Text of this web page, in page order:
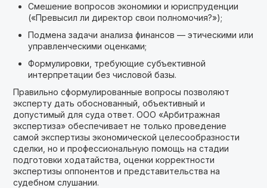
Смешение вопросов экономики и юриспруденции
(«Превысил ли директор свои полномочия?»);
Подмена задачи анализа финансов — этическими или
управленческими оценками;
Формулировки, требующие субъективной
интерпретации без числовой базы.
Правильно сформулированные вопросы позволяют
эксперту дать обоснованный, объективный и
допустимый для суда ответ. ООО «Арбитражная
экспертиза» обеспечивает не только проведение
самой экспертизы экономической целесообразности
сделки, но и профессиональную помощь на стадии
подготовки ходатайства, оценки корректности
экспертизы оппонентов и представительства на
судебном слушании.